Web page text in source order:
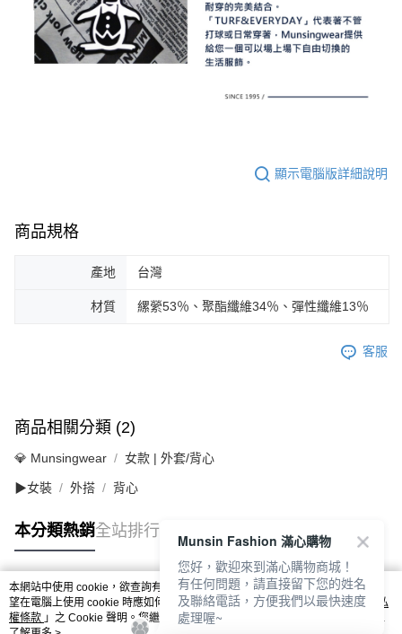
顯示電腦版詳細說明
商品規格
產地 台灣
材質 縲縈53％、聚酯纖維34％、彈性纖維13％
客服
商品相關分類 (2)
💎 Munsingwear 女款 | 外套/背心
▶女裝 外搭 背心
本分類熱銷全站排行
熱門標籤
本網站中使用 cookie，欲查詢有關本網站使用 cookie 方式之詳情，及若您不希
望在電腦上使用 cookie 時應如何變更電腦的 cookie 設定，請參閱本網站「
隱私
權條款 」之 Cookie 聲明。您繼續使用本網站即表示您同意本公司得按本網站使
Munsin Fashion 滿心購物
您好，歡迎來到滿心購物商城！
有任何問題，請直接留下您的姓名
及聯絡電話，方便我們以最快速度
處理喔~